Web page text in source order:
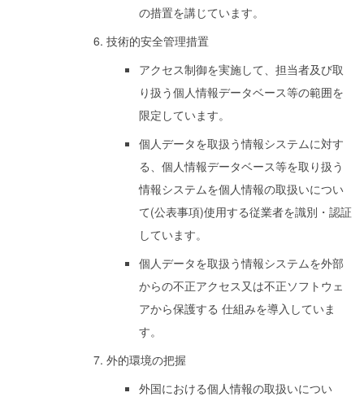
の措置を講じています。
技術的安全管理措置
アクセス制御を実施して、担当者及び取
り扱う個人情報データベース等の範囲を
限定しています。
個人データを取扱う情報システムに対す
る、個人情報データベース等を取り扱う
情報システムを個人情報の取扱いについ
て(公表事項)使用する従業者を識別・認証
しています。
個人データを取扱う情報システムを外部
からの不正アクセス又は不正ソフトウェ
アから保護する 仕組みを導入していま
す。
外的環境の把握
外国における個人情報の取扱いについ